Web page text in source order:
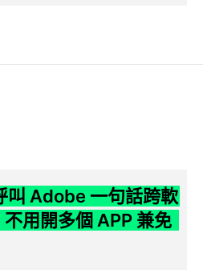
叫 Adobe 一句話跨軟
用開多個 APP 兼免